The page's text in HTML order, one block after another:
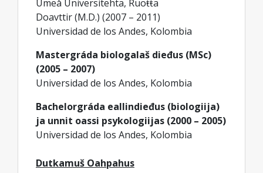
Umeå Universitehta, Ruoŧŧa
Doavttir (M.D.) (2007 – 2011)
Universidad de los Andes, Kolombia
Mastergráda biologalaš dieđus (MSc)
(2005 – 2007)
Universidad de los Andes, Kolombia
Bachelorgráda eallindieđus (biologiija)
ja unnit oassi psykologiijas (2000 – 2005)
Universidad de los Andes, Kolombia
Dutkamuš Oahpahus